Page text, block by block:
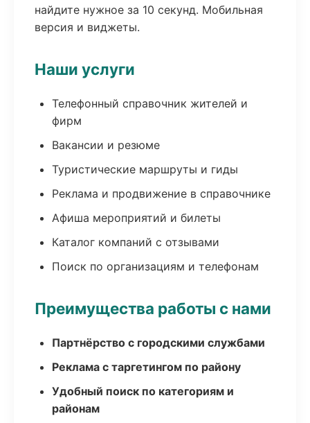
найдите нужное за 10 секунд. Мобильная
версия и виджеты.
Наши услуги
Телефонный справочник жителей и
фирм
Вакансии и резюме
Туристические маршруты и гиды
Реклама и продвижение в справочнике
Афиша мероприятий и билеты
Каталог компаний с отзывами
Поиск по организациям и телефонам
Преимущества работы с нами
Партнёрство с городскими службами
Реклама с таргетингом по району
Удобный поиск по категориям и
районам